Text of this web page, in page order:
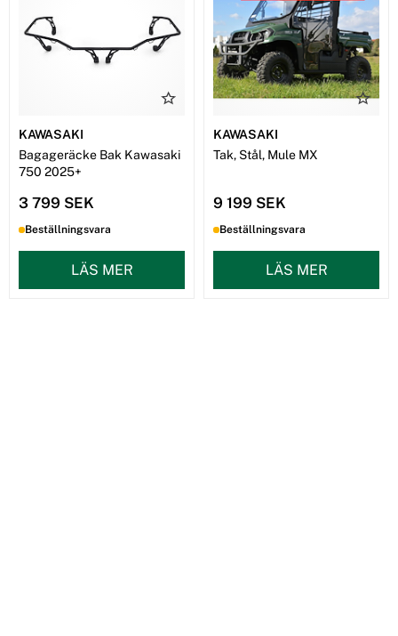
KAWASAKI
Bagageräcke Bak Kawasaki
750 2025+
3 799 SEK
Beställningsvara
LÄS MER
KAWASAKI
Tak, Stål, Mule MX
9 199 SEK
Beställningsvara
LÄS MER